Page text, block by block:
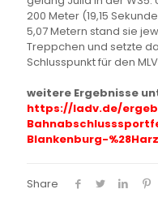
200 Meter (19,15
5,07 Metern stand sie
Treppchen und setzte
Schlusspunkt für den
weitere Ergebnisse
https://ladv.de/
Blankenburg-%
Share